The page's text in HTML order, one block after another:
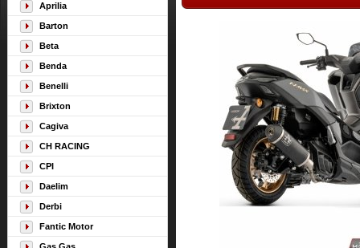
Aprilia
Barton
Beta
Benda
Benelli
Brixton
Cagiva
CH RACING
CPI
Daelim
Derbi
Fantic Motor